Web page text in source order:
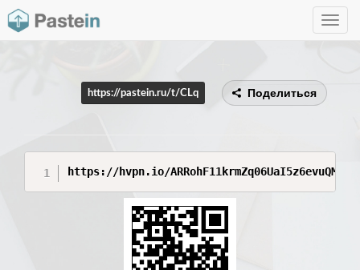
Toggle
https://pastein.ru/t/CLq Поделиться
https://hvpn.io/